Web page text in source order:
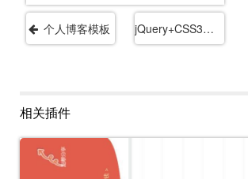
个人博客模板 jQuery+CSS3星云密布旋转背景动画特效模板
相关插件